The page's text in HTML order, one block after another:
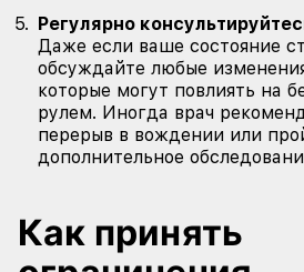
Регулярно
Даже если ваше состояние
обсуждайте любые
которые могут повлиять на
рулем. Иногда врач
перерыв в вождении или
дополнительное
Как принять